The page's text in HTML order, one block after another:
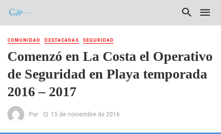
COMUNIDAD DESTACADAS SEGURIDAD
Comenzó en La Costa el Operativo
de Seguridad en Playa temporada
2016 – 2017
Por 15 de noviembre de 2016